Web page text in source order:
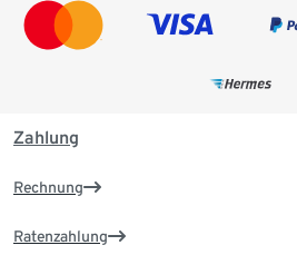
Zahlung
Rechnung
Ratenzahlung